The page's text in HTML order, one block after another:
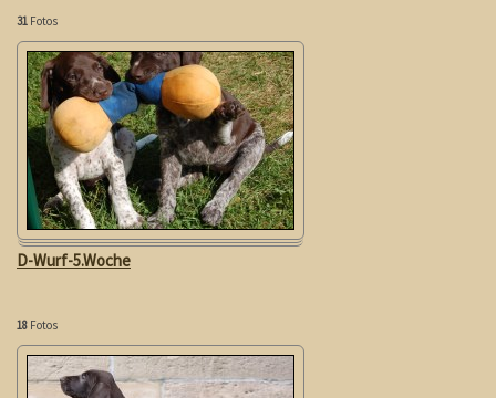
31 Fotos
D-Wurf-5.Woche
18 Fotos